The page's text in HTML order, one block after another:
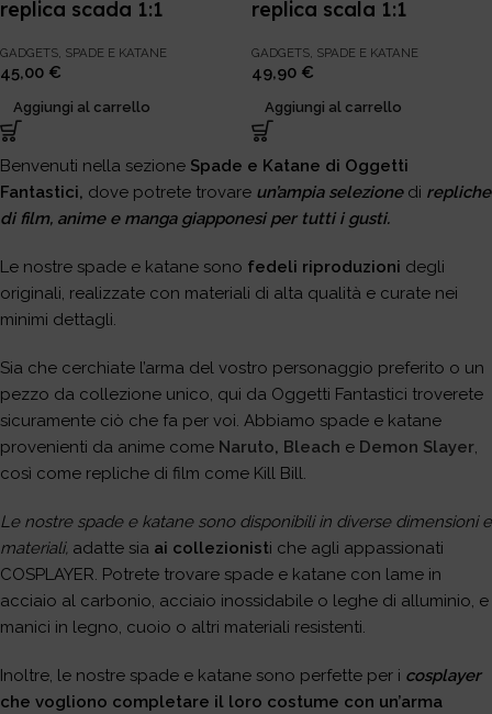
replica scada 1:1
GADGETS, SPADE E KATANE
45,00 €
Aggiungi al carrello
replica scala 1:1
GADGETS, SPADE E KATANE
49,90 €
Aggiungi al carrello
Benvenuti nella sezione Spade e Katane di Oggetti
Fantastici, dove potrete trovare un’ampia selezionedi repliche
di film, anime e manga giapponesi per tutti i gusti.
Le nostre spade e katane sono fedeli riproduzioni degli
originali, realizzate con materiali di alta qualità e curate nei
minimi dettagli.
Sia che cerchiate l’arma del vostro personaggio preferito o un
pezzo da collezione unico, qui da Oggetti Fantastici troverete
sicuramente ciò che fa per voi. Abbiamo spade e katane
provenienti da anime come Naruto, Bleach e Demon Slayer,
così come repliche di film come Kill Bill.
Le nostre spade e katane sono disponibili in diverse dimensioni e
materiali, adatte sia ai collezionisti che agli appassionati
COSPLAYER. Potrete trovare spade e katane con lame in
acciaio al carbonio, acciaio inossidabile o leghe di alluminio, e
manici in legno, cuoio o altri materiali resistenti.
Inoltre, le nostre spade e katane sono perfette per i cosplayer
che vogliono completare il loro costume con un’arma